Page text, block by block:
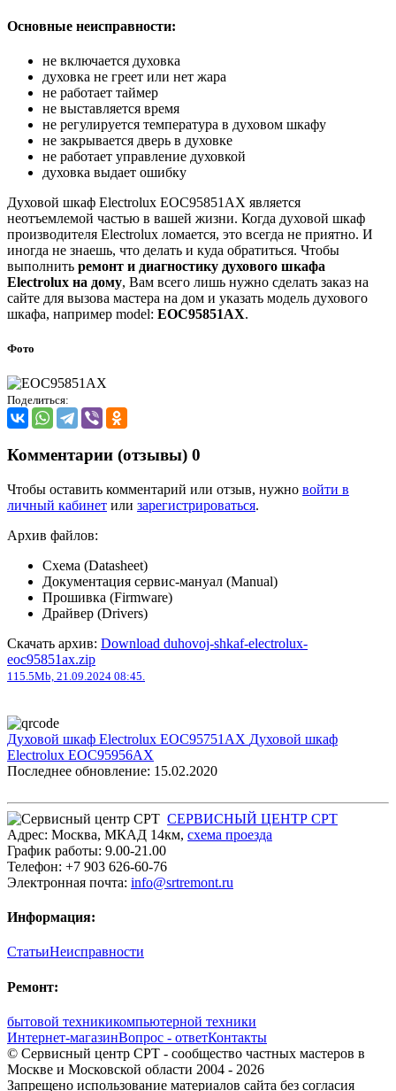
Основные неисправности:
не включается духовка
духовка не греет или нет жара
не работает таймер
не выставляется время
не регулируется температура в духовом шкафу
не закрывается дверь в духовке
не работает управление духовкой
духовка выдает ошибку
Духовой шкаф Electrolux EOC95851AX является
неотъемлемой частью в вашей жизни. Когда духовой шкаф
производителя Electrolux ломается, это всегда не приятно. И
иногда не знаешь, что делать и куда обратиться. Чтобы
выполнить ремонт и диагностику духового шкафа
Electrolux на дому, Вам всего лишь нужно сделать заказ на
сайте для вызова мастера на дом и указать модель духового
шкафа, например model: EOC95851AX.
Фото
Поделиться:
Комментарии (отзывы) 0
Чтобы оставить комментарий или отзыв, нужно войти в
личный кабинет или зарегистрироваться.
Архив файлов:
Схема (Datasheet)
Документация сервис-мануал (Manual)
Прошивка (Firmware)
Драйвер (Drivers)
Скачать архив: Download duhovoj-shkaf-electrolux-
eoc95851ax.zip
115.5Mb, 21.09.2024 08:45.
Духовой шкаф Electrolux EOC95751AX Духовой шкаф
Electrolux EOC95956AX
Последнее обновление: 15.02.2020
СЕРВИСНЫЙ ЦЕНТР СРТ
Адрес: Москва, МКАД 14км, cхема проезда
График работы: 9.00-21.00
Телефон: +7 903 626-60-76
Электронная почта: info@srtremont.ru
Информация:
СтатьиНеисправности
Ремонт:
бытовой техникикомпьютерной техники
Интернет-магазинВопрос - ответКонтакты
© Сервисный центр СРТ - сообщество частных мастеров в
Москве и Московской области 2004 - 2026
Запрещено использование материалов сайта без согласия